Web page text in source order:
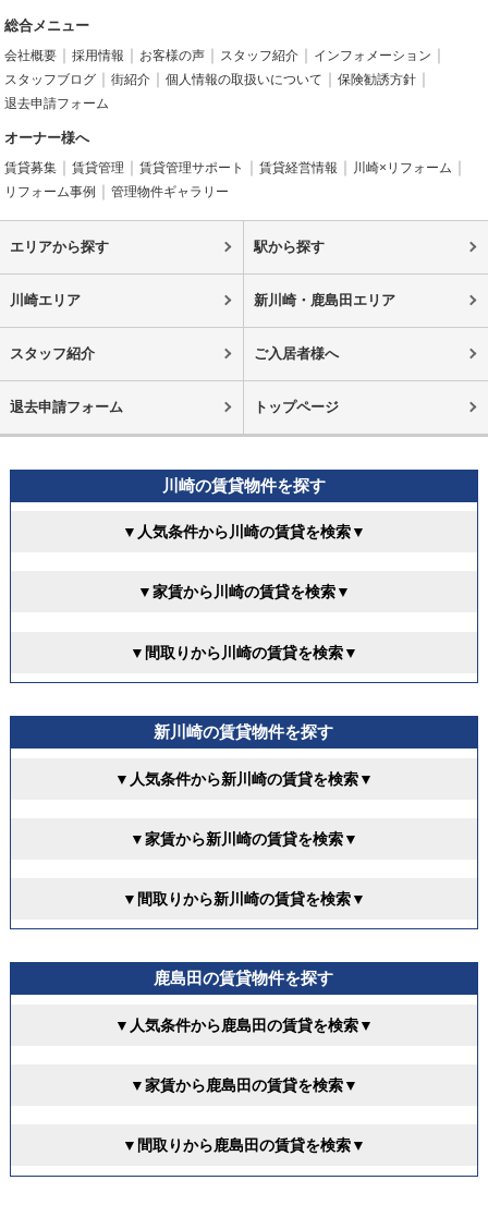
総合メニュー
会社概要 採用情報 お客様の声 スタッフ紹介
インフォメーション
スタッフブログ
街紹介 個人情報の取扱いについて
保険勧誘方針
退去申請フォーム
オーナー様へ
賃貸募集 賃貸管理 賃貸管理サポート 賃貸経営情報
川崎×リフォーム
リフォーム事例
管理物件ギャラリー
エリアから探す 駅から探す
川崎エリア 新川崎・鹿島田エリア
スタッフ紹介 ご入居者様へ
退去申請フォーム トップページ
川崎の賃貸物件を探す
▼人気条件から川崎の賃貸を検索▼
▼家賃から川崎の賃貸を検索▼
▼間取りから川崎の賃貸を検索▼
新川崎の賃貸物件を探す
▼人気条件から新川崎の賃貸を検索▼
▼家賃から新川崎の賃貸を検索▼
▼間取りから新川崎の賃貸を検索▼
鹿島田の賃貸物件を探す
▼人気条件から鹿島田の賃貸を検索▼
▼家賃から鹿島田の賃貸を検索▼
▼間取りから鹿島田の賃貸を検索▼